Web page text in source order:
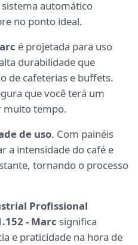
automático
no ponto ideal.
é projetada para uso
durabilidade que
de cafeterias e buffets.
que você terá um
muito tempo.
de uso. Com painéis
a intensidade do café e
tornando o processo
Profissional
- Marc significa
e praticidade na hora de